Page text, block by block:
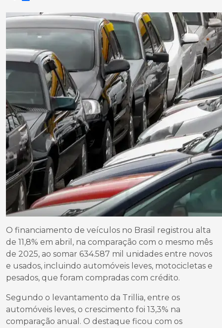
O financiamento de veículos no Brasil registrou alta
de 11,8% em abril, na comparação com o mesmo mês
de 2025, ao somar 634.587 mil unidades entre novos
e usados, incluindo automóveis leves, motocicletas e
pesados, que foram compradas com crédito.
Segundo o levantamento da Trillia, entre os
automóveis leves, o crescimento foi 13,3% na
comparação anual. O destaque ficou com os